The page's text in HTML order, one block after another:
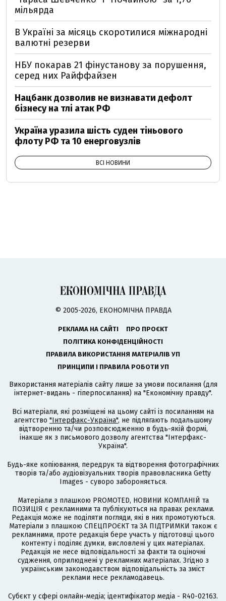
мільярда
В Україні за місяць скоротилися міжнародні
валютні резерви
НБУ покарав 21 фінустанову за порушення,
серед них Райффайзен
Нацбанк дозволив не визнавати дефолт
бізнесу на тлі атак РФ
Україна уразила шість суден тіньового
флоту РФ та 10 енерговузлів
ВСІ НОВИНИ
© 2005-2026, ЕКОНОМІЧНА ПРАВДА
РЕКЛАМА НА САЙТІ
ПРО ПРОЄКТ
ПОЛІТИКА КОНФІДЕНЦІЙНОСТІ
ПРАВИЛА ВИКОРИСТАННЯ МАТЕРІАЛІВ УП
ПРИНЦИПИ І ПРАВИЛА РОБОТИ УП
Використання матеріалів сайту лише за умови посилання (для
інтернет-видань - гіперпосилання) на "Економічну правду".
Всі матеріали, які розміщені на цьому сайті із посиланням на
агентство "Інтерфакс-Україна", не підлягають подальшому
відтворенню та/чи розповсюдженню в будь-якій формі,
інакше як з письмового дозволу агентства "Інтерфакс-
Україна".
Будь-яке копіювання, передрук та відтворення фотографічних
творів та/або аудіовізуальних творів правовласника Getty
Images - суворо забороняється.
Матеріали з плашкою PROMOTED, НОВИНИ КОМПАНІЙ та
ПОЗИЦІЯ є рекламними та публікуються на правах реклами.
Редакція може не поділяти погляди, які в них промотуються.
Матеріали з плашкою СПЕЦПРОЄКТ та ЗА ПІДТРИМКИ також є
рекламними, проте редакція бере участь у підготовці цього
контенту і поділяє думки, висловлені у цих матеріалах.
Редакція не несе відповідальності за факти та оціночні
судження, оприлюднені у рекламних матеріалах. Згідно з
українським законодавством відповідальність за зміст
реклами несе рекламодавець.
Cубєкт у сфері онлайн-медіа; ідентифікатор медіа - R40-02163.